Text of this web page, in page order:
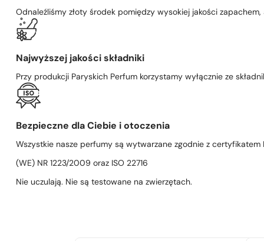
Odnaleźliśmy złoty środek pomiędzy wysokiej jakości
Najwyższej jakości składniki
Przy produkcji Paryskich Perfum korzystamy wyłącznie ze
Bezpieczne dla Ciebie i otoczenia
Wszystkie nasze perfumy są wytwarzane zgodnie z certyfikatem
(WE) NR 1223/2009 oraz ISO 22716
Nie uczulają. Nie są testowane na zwierzętach.